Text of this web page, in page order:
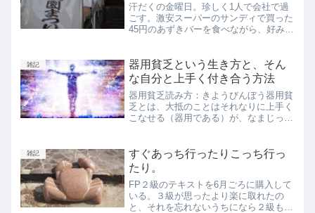
汗だくの金曜日。珍しく1人で会社で過
ごす。激安スーパーのサンディで買った
45円のあずきバーを食べながら、好みの
業中にはキングダムハーツのサントラば
っかり聴いている。作業...
雑記
器用貧乏という生き方と、そん
な自分と上手く付き合う方法
器用貧乏読み方：きようびんぼう器用貧
乏とは、大抵のことはそれなりに上手く
こなせる（器用である）が、なまじっか
てしまって、何においても大成できな
い、という様子を指す表現。...
雑記
すぐあっち行ったりこっち行っ
たり。
FP２級のテキストを6月ごろに購入して
いる。３級が思ったより楽に取れたの
と、それを忘れないうちになら２級もそ